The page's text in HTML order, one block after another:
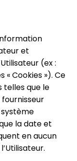
et
(ex :
Cookies »). Ce
telles que le
fournisseur
système
la date et
en aucun